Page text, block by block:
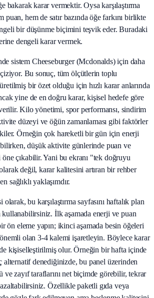
bakarak karar vermektir. Oysa karşılaştırma
puan, hem de satır bazında öğe farkını birlikte
bir düşünme biçimini teşvik eder. Buradaki
dengeli karar vermek.
sistem Cheeseburger (Mcdonalds) için daha
Bu sonuç, tüm ölçütlerin toplu
bir özet olduğu için hızlı karar anlarında
yine de en doğru karar, kişisel hedefe göre
Kilo yönetimi, spor performansı, sindirim
düzeyi ve öğün zamanlaması gibi faktörler
Örneğin çok hareketli bir gün için enerji
düşük aktivite günlerinde puan ve
çıkabilir. Yani bu ekranı "tek doğruyu
değil, karar kalitesini artıran bir rehber
sağlıklı yaklaşımdır.
bu karşılaştırma sayfasını haftalık plan
kullanabilirsiniz. İlk aşamada enerji ve puan
ön eleme yapın; ikinci aşamada besin öğeleri
olan 3-4 kalemi işaretleyin. Böylece karar
kişiselleştirilmiş olur. Örneğin bir hafta içinde
alternatif denediğinizde, bu panel üzerinden
ve zayıf taraflarını net biçimde görebilir, tekrar
azaltabilirsiniz. Özellikle paketli gıda veya